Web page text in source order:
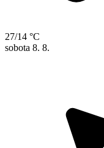
27/14 °C
sobota 8. 8.